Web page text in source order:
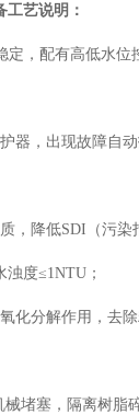
工艺说明：
定，配有高低水位
器，出现故障自
，降低SDI （污
浊度≤1NTU ；
化分解作用，去
堵塞，隔离树脂